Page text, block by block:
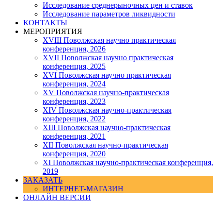
Исследование среднерыночных цен и ставок
Исследование параметров ликвидности
КОНТАКТЫ
МЕРОПРИЯТИЯ
XVIII Поволжская научно практическая
конференция, 2026
XVII Поволжская научно практическая
конференция, 2025
XVI Поволжская научно практическая
конференция, 2024
ХV Поволжская научно-практическая
конференция, 2023
ХIV Поволжская научно-практическая
конференция, 2022
ХIII Поволжская научно-практическая
конференция, 2021
ХII Поволжская научно-практическая
конференция, 2020
XI Поволжская научно-практическая конференция,
2019
ЗАКАЗАТЬ
ИНТЕРНЕТ-МАГАЗИН
ОНЛАЙН ВЕРСИИ